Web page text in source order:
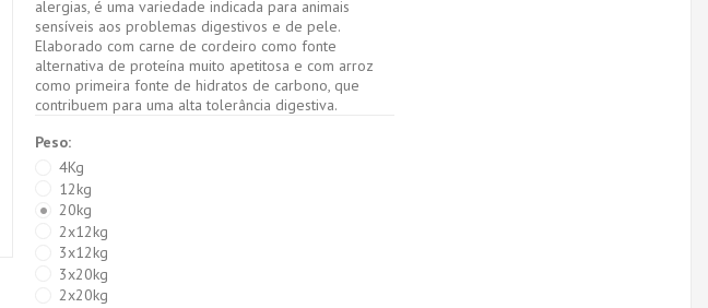
alergias, é uma variedade indicada para animais
sensíveis aos problemas digestivos e de pele.
Elaborado com carne de cordeiro como fonte
alternativa de proteína muito apetitosa e com arroz
como primeira fonte de hidratos de carbono, que
contribuem para uma alta tolerância digestiva.
Peso:
4Kg
12kg
20kg
2x12kg
3x12kg
3x20kg
2x20kg